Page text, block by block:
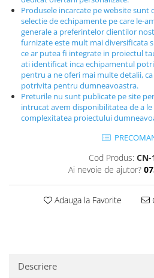
Panouri pentru informare/Marcaje
Foisoare si pergole
Rastel Biciclete
Banci
Produsele incarcate pe website sunt
selectie de echipamente pe care le-
generale a preferintelor clientilor
furnizate este mult mai diversificata
ce ar putea fi integrate in proiectul
ati identificat inca echipamentul
pentru a ne oferi mai multe detalii,
potrivita pentru dumneavoastra.
Preturile nu sunt publicate pe site
intrucat avem disponibilitatea de a
complexitatea proiectului
Cod Produs: CN-
Ai nevoie de ajutor?
Adauga la Favorite
Descriere